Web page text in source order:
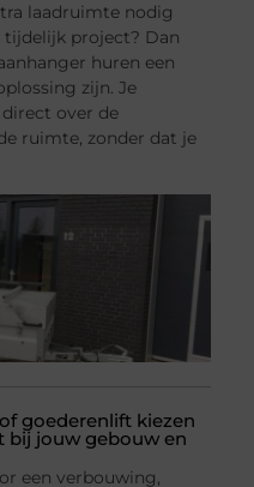
laadruimte nodig
tijdelijk project? Dan
huren een
zijn. Je
over de
ruimte, zonder dat je
goederenlift kiezen
bij jouw gebouw en
een verbouwing,